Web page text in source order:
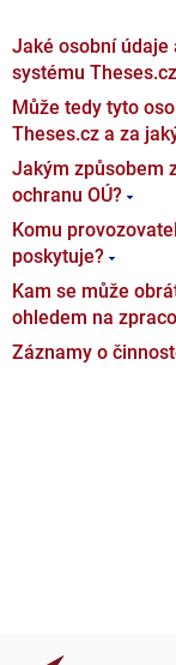
Jaké osobní údaje
systému
Může tedy tyto
Theses.cz a za
Jakým způsobem
ochranu OÚ?
Komu
poskytuje?
Kam se může
ohledem na
Záznamy o